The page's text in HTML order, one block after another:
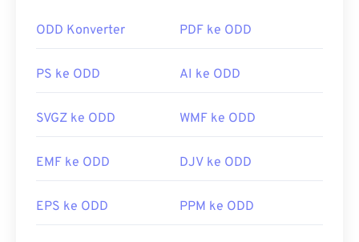
NEF?
Berkas NEF harus ditransfer dari kamera Nikon ke
membuka dan mengedit NEF adalahCapture NX2
pemrosesan seperti
Adobe Lightroom.
ODD Konverter PDF ke ODD
PS ke ODD AI ke ODD
SVGZ ke ODD WMF ke ODD
EMF ke ODD DJV ke ODD
EPS ke ODD PPM ke ODD